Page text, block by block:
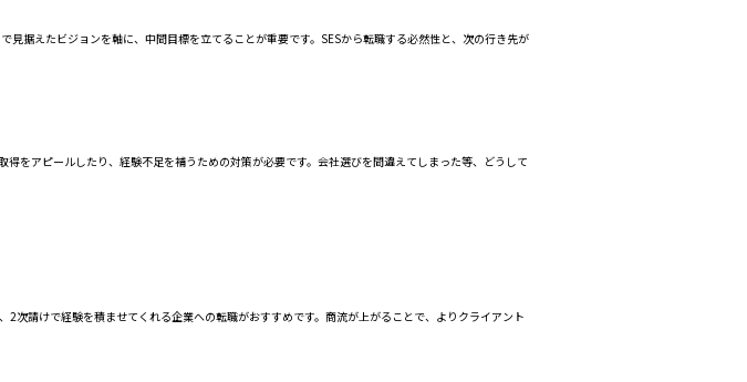
据えたビジョンを軸に、中間目標を立てることが重要です。SESから転職する必然性と、次の行き先が
をアピールしたり、経験不足を補うための対策が必要です。会社選びを間違えてしまった等、どうして
次請けで経験を積ませてくれる企業への転職がおすすめです。商流が上がることで、よりクライアント